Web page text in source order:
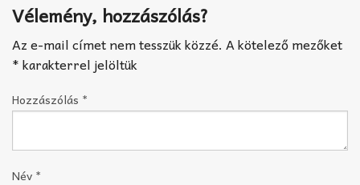
Vélemény, hozzászólás?
Az e-mail címet nem tesszük közzé. A kötelező mezőket
*karakterrel jelöltük
Hozzászólás *
Név *